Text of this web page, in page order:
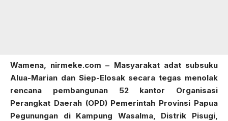
Wamena, nirmeke.com – Masyarakat adat subsuku
Alua-Marian dan Siep-Elosak secara tegas menolak
rencana pembangunan 52 kantor Organisasi
Perangkat Daerah (OPD) Pemerintah Provinsi Papua
Pegunungan di Kampung Wasalma, Distrik Pisugi,